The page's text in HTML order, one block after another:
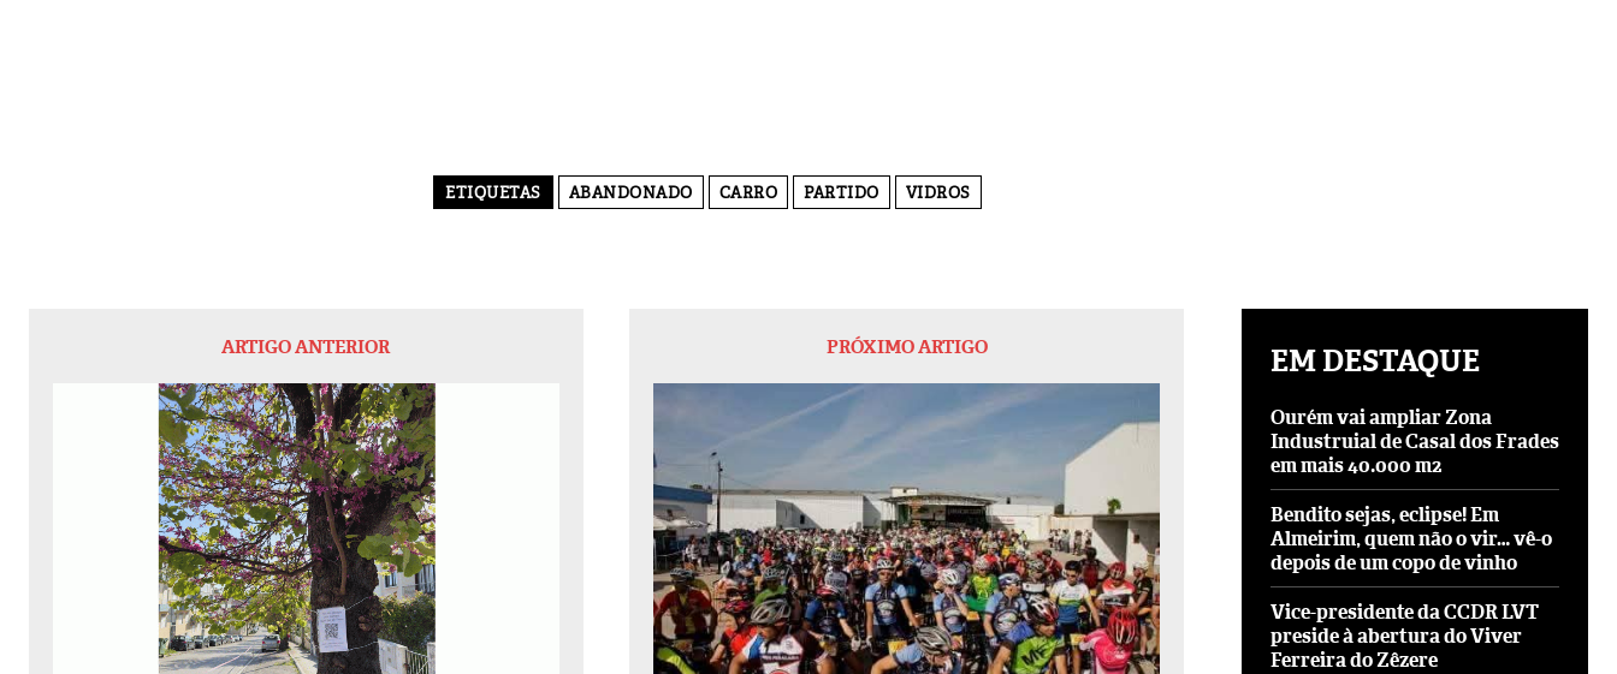
ETIQUETAS ABANDONADO CARRO PARTIDO VIDROS
ARTIGO ANTERIOR PRÓXIMO ARTIGO EM DESTAQUE
Ourém vai ampliar Zona
Industruial de Casal dos Frades
em mais 40.000 m2
Bendito sejas, eclipse! Em
Almeirim, quem não o vir… vê-o
depois de um copo de vinho
Vice-presidente da CCDR LVT
preside à abertura do Viver
Ferreira do Zêzere